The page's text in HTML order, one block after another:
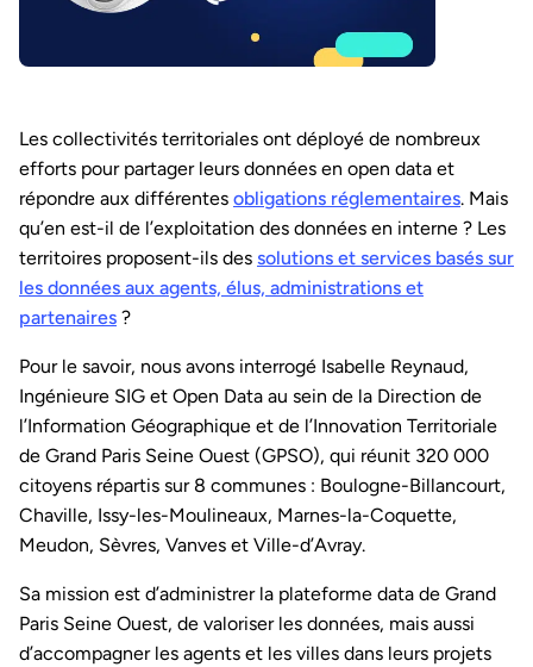
Les collectivités territoriales ont déployé de nombreux
efforts pour partager leurs données en open data et
répondre aux différentes obligations réglementaires. Mais
qu’en est-il de l’exploitation des données en interne ? Les
territoires proposent-ils des solutions et services basés sur
les données aux agents, élus, administrations et
partenaires ?
Pour le savoir, nous avons interrogé Isabelle Reynaud,
Ingénieure SIG et Open Data au sein de la Direction de
l’Information Géographique et de l’Innovation Territoriale
de Grand Paris Seine Ouest (GPSO), qui réunit 320 000
citoyens répartis sur 8 communes : Boulogne-Billancourt,
Chaville, Issy-les-Moulineaux, Marnes-la-Coquette,
Meudon, Sèvres, Vanves et Ville-d’Avray.
Sa mission est d’administrer la plateforme data de Grand
Paris Seine Ouest, de valoriser les données, mais aussi
d’accompagner les agents et les villes dans leurs projets